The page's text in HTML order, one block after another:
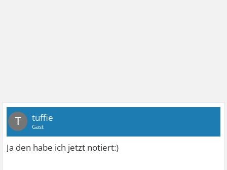
T tuffie
Gast
Ja den habe ich jetzt notiert:)